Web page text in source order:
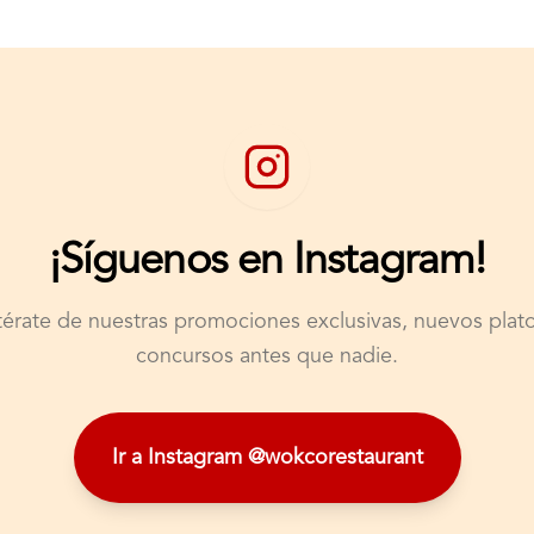
¡Síguenos en Instagram!
de nuestras promociones exclusivas, nuevos
concursos antes que nadie.
Ir a Instagram @wokcorestaurant